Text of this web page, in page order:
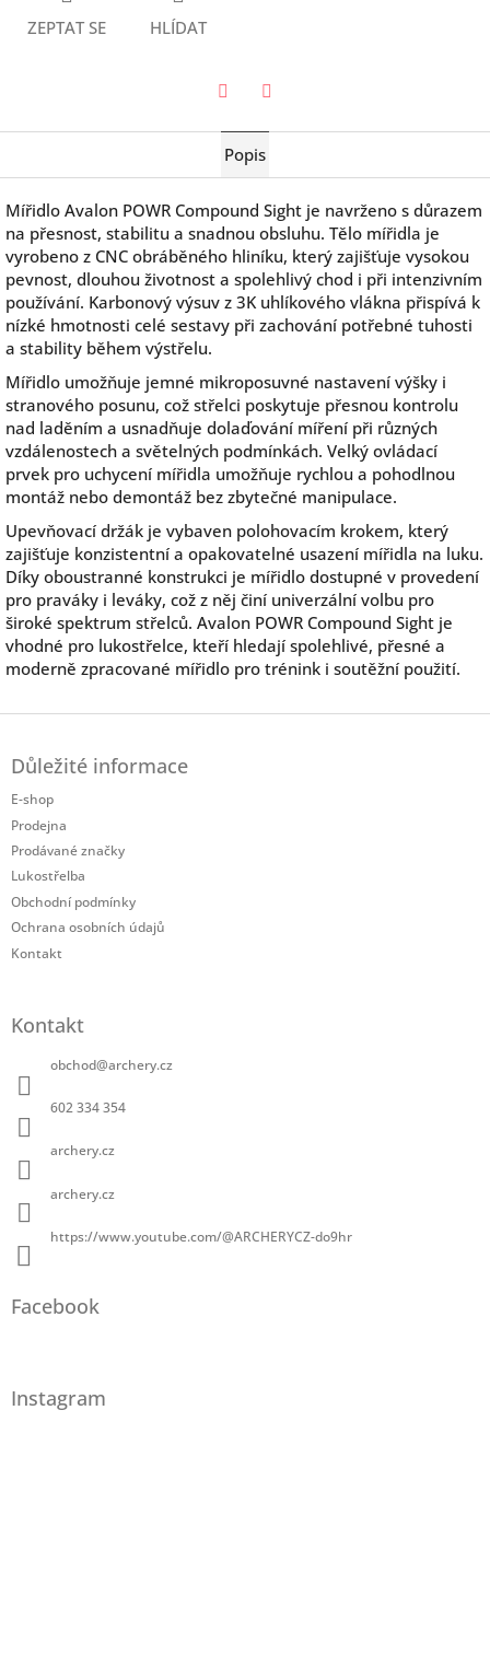
ZEPTAT SE HLÍDAT
Popis
Mířidlo Avalon POWR Compound Sight je navrženo s důrazem
na přesnost, stabilitu a snadnou obsluhu. Tělo mířidla je
vyrobeno z CNC obráběného hliníku, který zajišťuje vysokou
pevnost, dlouhou životnost a spolehlivý chod i při intenzivním
používání. Karbonový výsuv z 3K uhlíkového vlákna přispívá k
nízké hmotnosti celé sestavy při zachování potřebné tuhosti
a stability během výstřelu.
Mířidlo umožňuje jemné mikroposuvné nastavení výšky i
stranového posunu, což střelci poskytuje přesnou kontrolu
nad laděním a usnadňuje dolaďování míření při různých
vzdálenostech a světelných podmínkách. Velký ovládací
prvek pro uchycení mířidla umožňuje rychlou a pohodlnou
montáž nebo demontáž bez zbytečné manipulace.
Upevňovací držák je vybaven polohovacím krokem, který
zajišťuje konzistentní a opakovatelné usazení mířidla na luku.
Díky oboustranné konstrukci je mířidlo dostupné v provedení
pro praváky i leváky, což z něj činí univerzální volbu pro
široké spektrum střelců. Avalon POWR Compound Sight je
vhodné pro lukostřelce, kteří hledají spolehlivé, přesné a
moderně zpracované mířidlo pro trénink i soutěžní použití.
Důležité informace
E-shop
Prodejna
Prodávané značky
Lukostřelba
Obchodní podmínky
Ochrana osobních údajů
Kontakt
Kontakt
obchod@archery.cz
602 334 354
archery.cz
archery.cz
https://www.youtube.com/@ARCHERYCZ-do9hr
Facebook
Instagram